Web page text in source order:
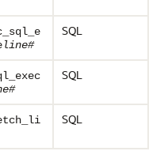
line#
SQL
SQL
SQL